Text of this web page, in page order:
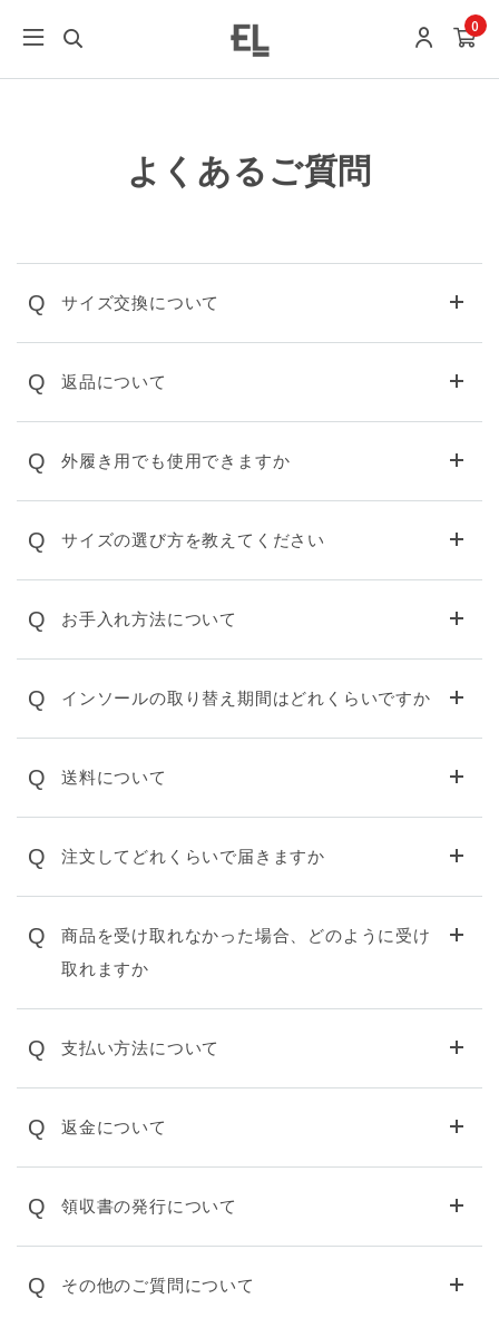
0
よくあるご質問
Q サイズ交換について
Q 返品について
Q 外履き用でも使用できますか
Q サイズの選び方を教えてください
Q お手入れ方法について
Q インソールの取り替え期間はどれくらいですか
Q 送料について
Q 注文してどれくらいで届きますか
Q
商品を受け取れなかった場合、どのように受け
取れますか
Q 支払い方法について
Q 返金について
Q 領収書の発行について
Q その他のご質問について